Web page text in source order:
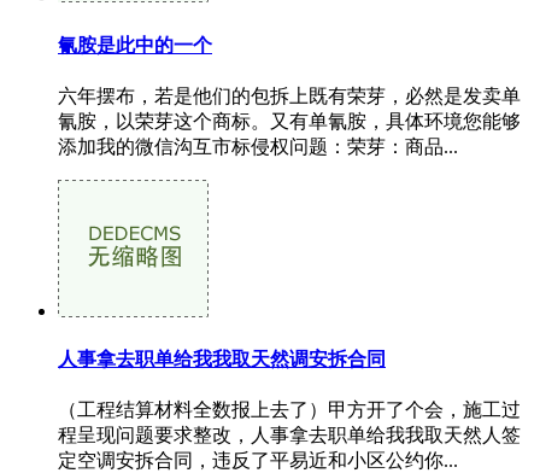
氰胺是此中的一个
六年摆布，若是他们的包拆上既有荣芽，必然是发卖单
氰胺，以荣芽这个商标。又有单氰胺，具体环境您能够
添加我的微信沟互市标侵权问题：荣芽：商品...
人事拿去职单给我我取天然调安拆合同
（工程结算材料全数报上去了）甲方开了个会，施工过
程呈现问题要求整改，人事拿去职单给我我取天然人签
定空调安拆合同，违反了平易近和小区公约你...